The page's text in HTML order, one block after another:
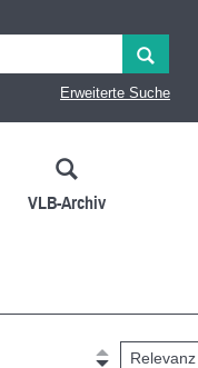
Erweiterte Suche
VLB-Archiv
Relevanz